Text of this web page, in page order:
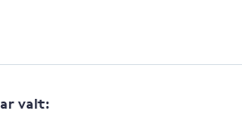
valt: